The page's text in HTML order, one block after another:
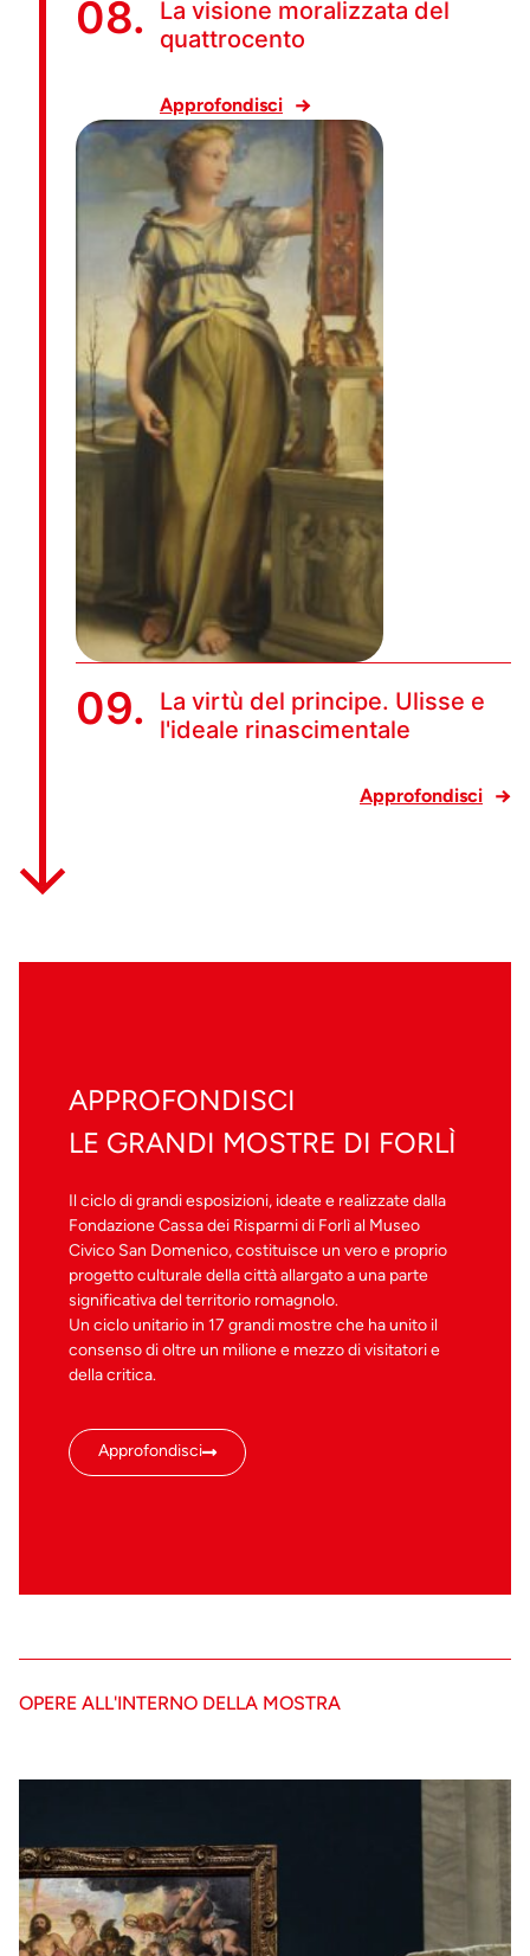
08.
La visione moralizzata del
quattrocento
Approfondisci
09.
La virtù del principe. Ulisse e
l'ideale rinascimentale
Approfondisci
APPROFONDISCI
LE GRANDI MOSTRE DI FORLÌ
Il ciclo di grandi esposizioni, ideate e realizzate dalla
Fondazione Cassa dei Risparmi di Forlì al Museo
Civico San Domenico, costituisce un vero e proprio
progetto culturale della città allargato a una parte
significativa del territorio romagnolo.
Un ciclo unitario in 17 grandi mostre che ha unito il
consenso di oltre un milione e mezzo di visitatori e
della critica.
Approfondisci
OPERE ALL'INTERNO DELLA MOSTRA